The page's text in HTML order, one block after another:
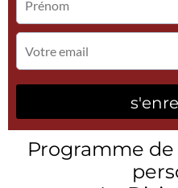
Programme